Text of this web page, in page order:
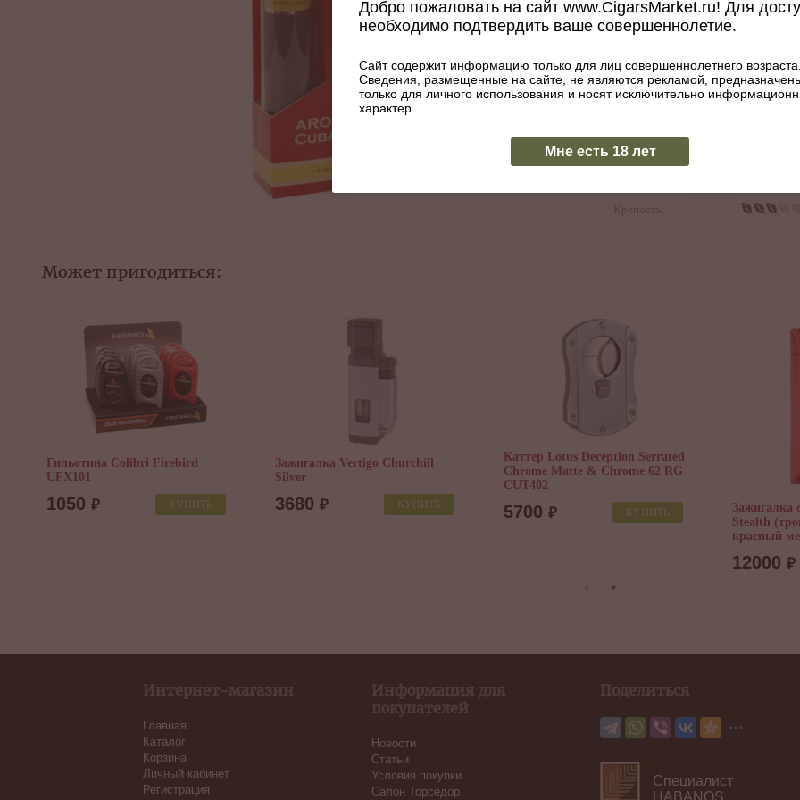
Диаметр, мм:
20
Покровный лист:
Связующий лист:
Крепость:
Может пригодиться:
Гильотина Colibri Firebird
UFX101
1050 ₽ КУПИТЬ
Зажигалка Vertigo Churchill
Silver
3680 ₽ КУПИТЬ
Каттер Lotus Deception Serrated
Chrome Matte & Chrome 62 RG
CUT402
5700 ₽ КУПИТЬ
Зажигалка
Stealth
красный
12000 ₽
Добро пожаловать на сайт www.CigarsMarket.ru! Для
необходимо подтвердить ваше совершеннолетие.
Сайт содержит информацию только для лиц совершеннолетнего возраста.
Сведения, размещенные на сайте, не являются рекламой,
только для личного использования и носят исключительно
характер.
Мне есть 18 лет
Интернет-магазин
Главная
Каталог
Корзина
Личный кабинет
Регистрация
Информация для
покупателей
Новости
Статьи
Условия покупки
Салон Торседор
Поделиться
Специалист
HABANOS